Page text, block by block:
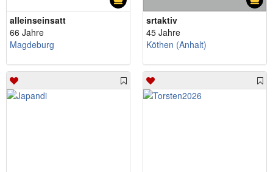
alleinseinsatt
66 Jahre
Magdeburg
srtaktiv
45 Jahre
Köthen (Anhalt)